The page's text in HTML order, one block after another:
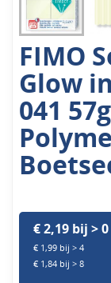
FIMO
Glow
041
€ 2,19 bij > 0
€ 1,99 bij > 4
€ 1,84 bij > 8